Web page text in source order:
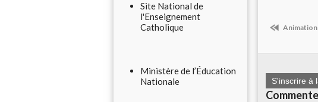
Site National de
l'Enseignement
Catholique
Ministère de l’Éducation
Nationale
Animation
S'inscrire à